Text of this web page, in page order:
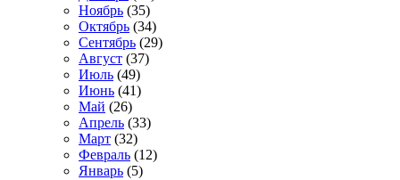
Ноябрь (35)
Октябрь (34)
Сентябрь (29)
Август (37)
Июль (49)
Июнь (41)
Май (26)
Апрель (33)
Март (32)
Февраль (12)
Январь (5)